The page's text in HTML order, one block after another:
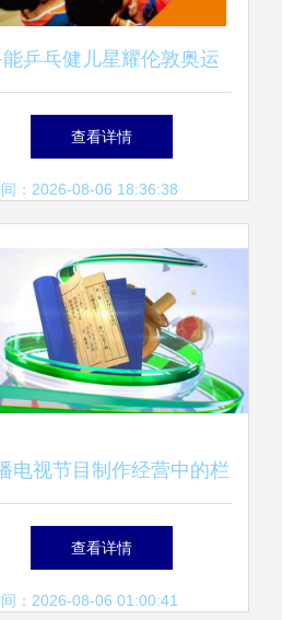
乒乓健儿星耀伦敦奥运
记山东广播电视节目制作
经营的奥运专题策划
查看详情
：2026-08-06 18:36:38
电视节目制作经营中的栏
片头创作 策略、创意与制
作要点
查看详情
：2026-08-06 01:00:41